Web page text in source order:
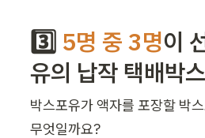
3️⃣ 5명 중 3명이
유의 납작 택배박
박스포유가 액자를 포장할 박
무엇일까요?